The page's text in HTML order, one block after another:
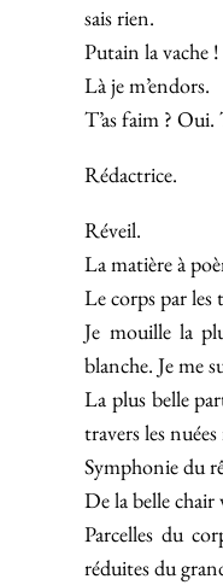
sais rien.
Putain la vache
Là je m’endors.
T’as faim ?
Rédactrice.
Réveil.
La matière à
Le corps par les
Je mouille la
blanche. Je me
La plus belle
travers les nuées
Symphonie du
De la belle chair
Parcelles du
réduites du